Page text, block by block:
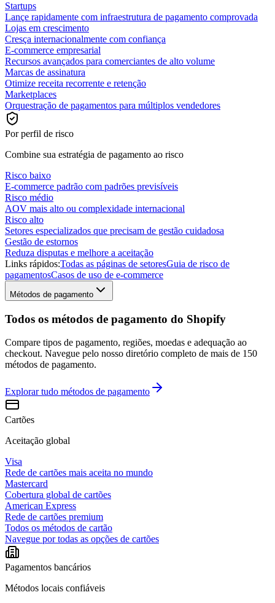
Startups
Lançe rapidamente com infraestrutura de pagamento comprovada
Lojas em crescimento
Cresça internacionalmente com confiança
E-commerce empresarial
Recursos avançados para comerciantes de alto volume
Marcas de assinatura
Otimize receita recorrente e retenção
Marketplaces
Orquestração de pagamentos para múltiplos vendedores
Por perfil de risco
Combine sua estratégia de pagamento ao risco
Risco baixo
E-commerce padrão com padrões previsíveis
Risco médio
AOV mais alto ou complexidade internacional
Risco alto
Setores especializados que precisam de gestão cuidadosa
Gestão de estornos
Reduza disputas e melhore a aceitação
Links rápidos:Todas as páginas de setoresGuia de risco de
pagamentosCasos de uso de e-commerce
Métodos de pagamento
Todos os métodos de pagamento do Shopify
Compare tipos de pagamento, regiões, moedas e adequação ao
checkout. Navegue pelo nosso diretório completo de mais de 150
métodos de pagamento.
Explorar tudo métodos de pagamento
Cartões
Aceitação global
Visa
Rede de cartões mais aceita no mundo
Mastercard
Cobertura global de cartões
American Express
Rede de cartões premium
Todos os métodos de cartão
Navegue por todas as opções de cartões
Pagamentos bancários
Métodos locais confiáveis